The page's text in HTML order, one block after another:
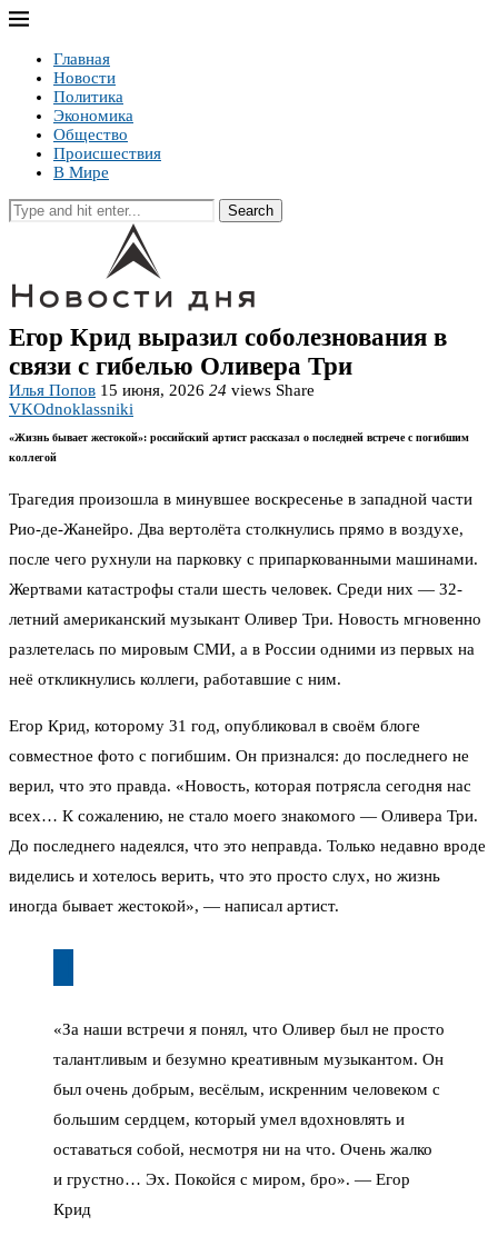
Главная
Новости
Политика
Экономика
Общество
Происшествия
В Мире
Search
Егор Крид выразил соболезнования в
связи с гибелью Оливера Три
Илья Попов 15 июня, 2026 24 views Share
VKOdnoklassniki
«Жизнь бывает жестокой»: российский артист рассказал о последней встрече с погибшим
коллегой
Трагедия произошла в минувшее воскресенье в западной части
Рио-де-Жанейро. Два вертолёта столкнулись прямо в воздухе,
после чего рухнули на парковку с припаркованными машинами.
Жертвами катастрофы стали шесть человек. Среди них — 32-
летний американский музыкант Оливер Три. Новость мгновенно
разлетелась по мировым СМИ, а в России одними из первых на
неё откликнулись коллеги, работавшие с ним.
Егор Крид, которому 31 год, опубликовал в своём блоге
совместное фото с погибшим. Он признался: до последнего не
верил, что это правда. «Новость, которая потрясла сегодня нас
всех… К сожалению, не стало моего знакомого — Оливера Три.
До последнего надеялся, что это неправда. Только недавно вроде
виделись и хотелось верить, что это просто слух, но жизнь
иногда бывает жестокой», — написал артист.
«За наши встречи я понял, что Оливер был не просто
талантливым и безумно креативным музыкантом. Он
был очень добрым, весёлым, искренним человеком с
большим сердцем, который умел вдохновлять и
оставаться собой, несмотря ни на что. Очень жалко
и грустно… Эх. Покойся с миром, бро». — Егор
Крид